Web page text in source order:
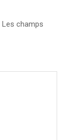
Les champs